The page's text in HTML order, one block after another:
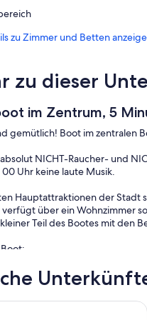
zu Zimmer und Betten
zu dieser
im Zentrum, 5
gemütlich! Boot im zentralen
absolut NICHT-Raucher- und
00 Uhr keine laute Musik.
Hauptattraktionen der Stadt
verfügt über ein Wohnzimmer
kleiner Teil des Bootes mit den
mit Doppelbett
mit Dusche (Handtücher
gibt es alle notwendigen
2 Schlafzimmern und einer